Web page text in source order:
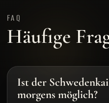
FAQ
Häufige
Ist der
morgens möglich?